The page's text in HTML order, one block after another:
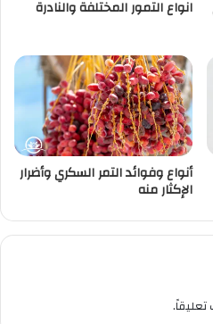
انواع التمور المختلفة والنادرة
أنواع وفوائد التمر السكري وأضرار
الإكثار منه